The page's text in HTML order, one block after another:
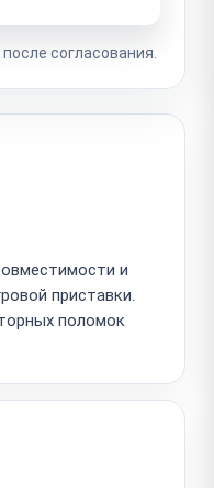
согласования.
и
приставки.
поломок